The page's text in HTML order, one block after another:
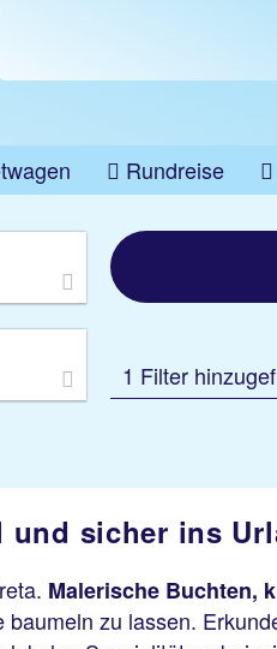
Rundreise
1 Filter
sicher ins
Malerische Buchten,
zu lassen.